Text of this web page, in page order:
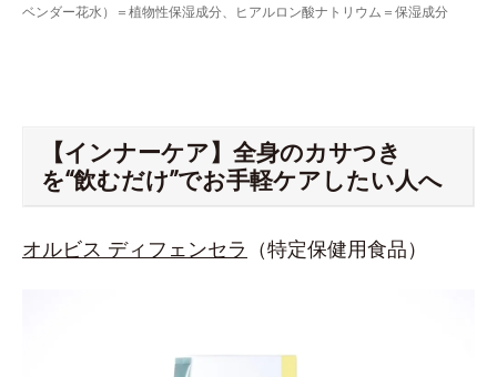
ベンダー花水）＝植物性保湿成分、ヒアルロン酸ナトリウム＝保湿成分
【インナーケア】全身のカサつき
を“飲むだけ”でお手軽ケアしたい人へ
オルビス ディフェンセラ （特定保健用食品）